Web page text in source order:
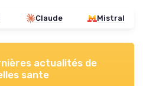
Claude Mistral
actualités de
sante